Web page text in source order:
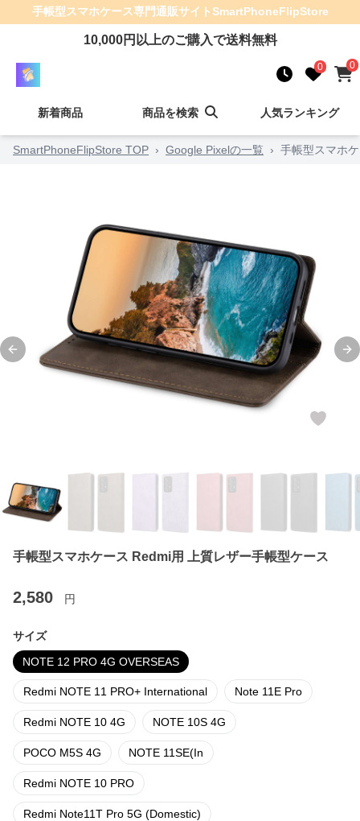
手帳型スマホケース専門通販サイトSmartPhoneFlipStore
10,000円以上のご購入で送料無料
0 0
新着商品 商品を検索 人気ランキング
SmartPhoneFlipStore TOP › Google Pixelの一覧 › 手帳型スマホ
Previous slide
手帳型スマホケース Redmi用 上質レザー手帳型ケース
2,580 円
サイズ
NOTE 12 PRO 4G OVERSEAS
Redmi NOTE 11 PRO+ International Note 11E Pro
Redmi NOTE 10 4G NOTE 10S 4G
POCO M5S 4G NOTE 11SE(In
Redmi NOTE 10 PRO
Redmi Note11T Pro 5G (Domestic)